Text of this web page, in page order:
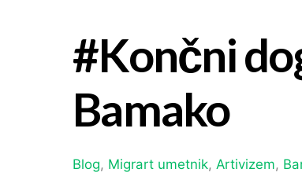
#Končni
Bamako
Blog, Migrart umetnik, Artivizem,